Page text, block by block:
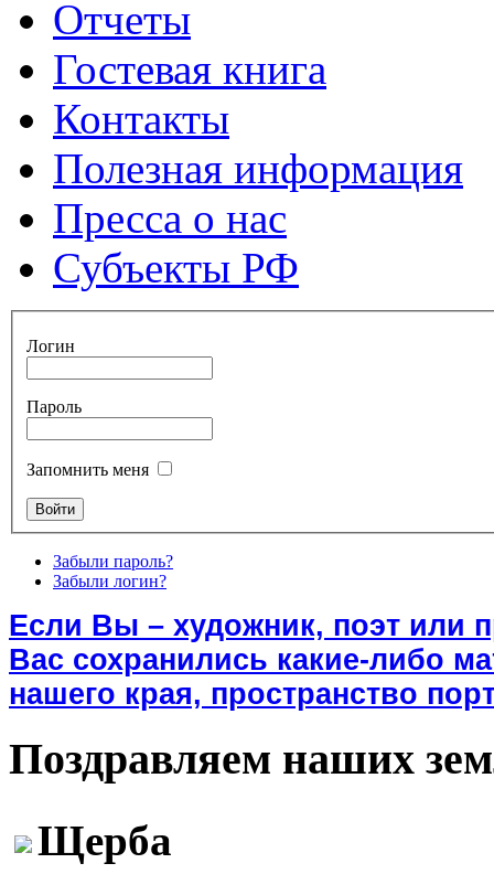
Отчеты
Гостевая книга
Контакты
Полезная информация
Пресса о нас
Субъекты РФ
Логин
Пароль
Запомнить меня
Забыли пароль?
Забыли логин?
Если Вы – художник, поэт или
Вас сохранились какие-либо
нашего края, пространство
Поздравляем наших
Щерба